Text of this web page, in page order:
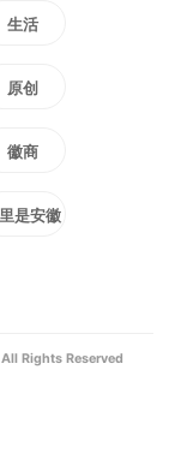
，将青
起青年
义、使
生活
原创
徽商
是安徽
Rights Reserved